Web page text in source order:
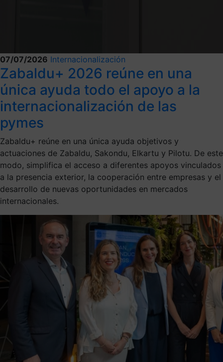
07/07/2026 Internacionalización
Zabaldu+ 2026 reúne en una
única ayuda todo el apoyo a la
internacionalización de las
pymes
Zabaldu+ reúne en una única ayuda objetivos y
actuaciones de Zabaldu, Sakondu, Elkartu y Pilotu. De este
modo, simplifica el acceso a diferentes apoyos vinculados
a la presencia exterior, la cooperación entre empresas y el
desarrollo de nuevas oportunidades en mercados
internacionales.